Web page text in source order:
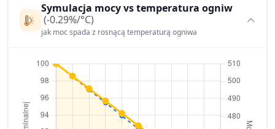
Symulacja mocy vs temperatura ogniw
(-0.29%/°C)
jak moc spada z rosnącą temperaturą ogniwa